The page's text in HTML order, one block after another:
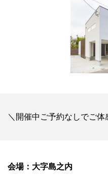
＼開催中ご予約なしでご体
会場：大字島之内